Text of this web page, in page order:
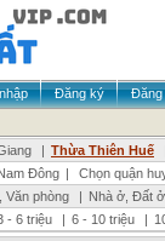
Đăng ký
Đăng
| Thừa Thiên Huế
Đông |
Chọn quận
Văn phòng | Nhà ở, Đất ở
- 6 triệu | 6 - 10 triệu |